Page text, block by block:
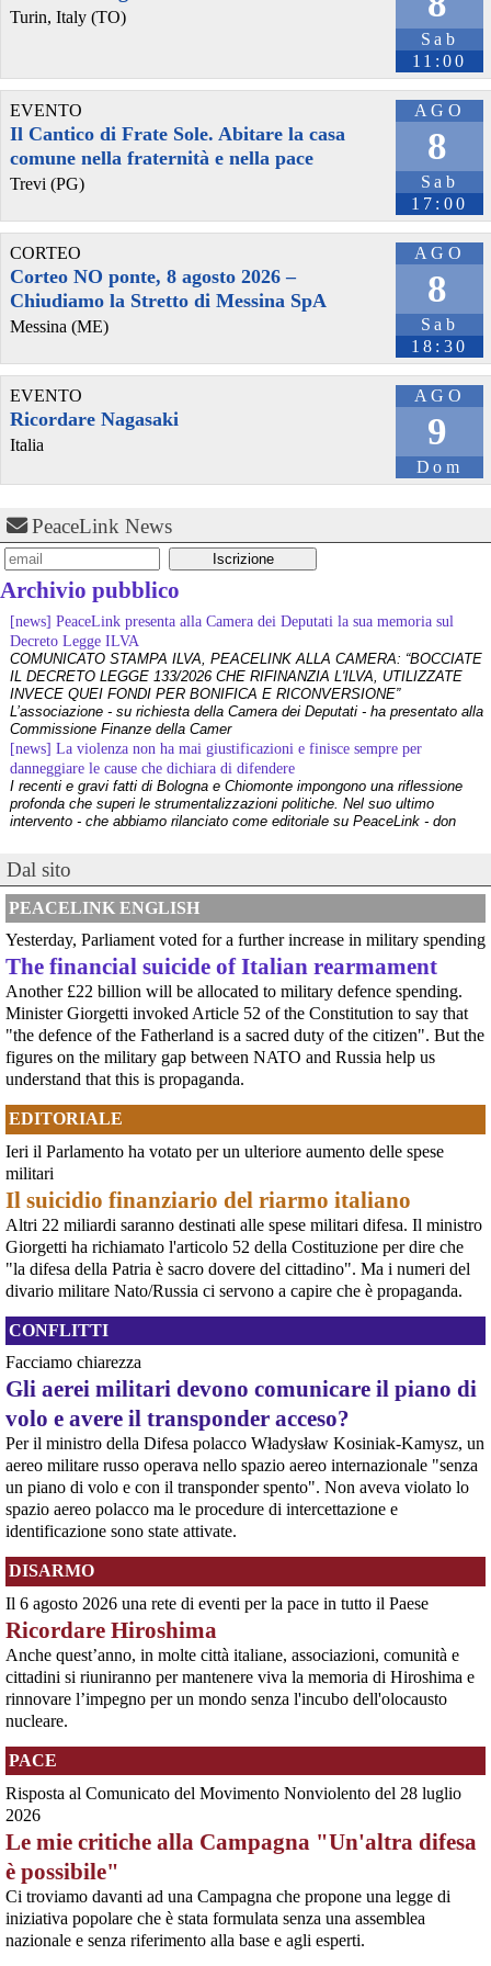
#medievale #borgo
@FraLauricella - 19/8/2023 5:07
# spalletti è il nuovo CT della
Il #napoli
#edicola #PrimaPagina
#calciomercato
Sab
11:00
Turin, Italy (TO)
AGO
8
Sab
17:00
EVENTO
Il Cantico di Frate Sole. Abitare la casa
comune nella fraternità e nella pace
Trevi (PG)
AGO
8
Sab
18:30
CORTEO
Corteo NO ponte, 8 agosto 2026 –
Chiudiamo la Stretto di Messina SpA
Messina (ME)
AGO
9
Dom
EVENTO
Ricordare Nagasaki
Italia
PeaceLink News
Archivio pubblico
[news] PeaceLink presenta alla Camera dei Deputati la sua memoria sul
Decreto Legge ILVA
COMUNICATO STAMPA ILVA, PEACELINK ALLA CAMERA: “BOCCIATE
IL DECRETO LEGGE 133/2026 CHE RIFINANZIA L'ILVA, UTILIZZATE
INVECE QUEI FONDI PER BONIFICA E RICONVERSIONE”
L’associazione - su richiesta della Camera dei Deputati - ha presentato alla
Commissione Finanze della Camer
[news] La violenza non ha mai giustificazioni e finisce sempre per
danneggiare le cause che dichiara di difendere
I recenti e gravi fatti di Bologna e Chiomonte impongono una riflessione
profonda che superi le strumentalizzazioni politiche. Nel suo ultimo
intervento - che abbiamo rilanciato come editoriale su PeaceLink - don
[news] ILVA, ora la salute viene prima
PeaceLink: “Una vittoria storica dei cittadini, ora la salute viene prima”
L’associazione PeaceLink esprime il proprio pieno sostegno e la più sentita
gratitudine al gruppo di cittadini e all'associazione Genitori Tarantini che
[news] Victor Jara, catturato l’ultimo dei suoi aguzzini
Víctor Jara, il cantautore dei poveri che sfidò la dittatura cilena con la sua
chitarra A cinquant'anni dal golpe che insanguinò il Cile, la storia di Víctor
Jara continua a risuonare come un inno alla dignità e alla resistenza. La
sua voce, spezzata dalle mani dei carn
[news] La "Breve storia del pacifismo italiano" è stata arricchita con undici
schede introduttive storico-culturali dei vari periodi, dal primo Novecento a
oggi
pacifismo italiano". Il percorso di ricerca e divulgazione si arricchisce oggi
di un nuovo strumento: abbiamo integrato nel testo undici schede
introduttive, dedicate ciascuna a una specifica periodizzazione s
[news] Ucraina, minacce alla redazione di Babel che ha indagato sulle torture
nel Reggimento Skelya
La giornalista Kateryna Lykhohliad, la direttrice Kateryna Kobernyk e l'intera
redazione di Babel hanno ricevuto gravi minacce dirette a seguito della
pubblicazione dell'inchiesta shock sul 425º Reggimento d'Assalto "Skelya".
https://babel.ua/en/texts/127938-the-skelya-assault-re
[News] Violenza sessuale in Sudan per traumatizzare la popolazione civile: il
rapporto pubblicato oggi dall'ONU
Rapporto ONU documenta l'uso diffuso e brutale della violenza sessuale in
Sudan23 giugno 2026GINEVRA – Un rapporto dell'Ufficio dei Diritti Umani
delle Nazioni Unite pubblicato martedì mette a nudo la brutalità e l'entità
della violenza sessuale legata al confl
[News] Accordo di cooperazione militare fra l'Italia e gli Emirati Arabi
Uniti. Ecco i nomi dei senatori che non hanno citato il genocidio del Sudan,
in cui sono coinvolti gli Emirati Arabi Uniti
E' stato approvato - prima con il voto della Camera e poi con quello del
Senato - l'accordo di cooperazione militare fra l'Italia e gli Emirati Arabi
Uniti, il cui coinvolgimento nel genocidio del Sudan è oggetto di indagine da
parte dell'ONU (vedere appendice).Ciò che emer
[News] Caccia di sesta generazione GCAP, c'è una finestra di opportunità per
fermarlo
Ecco le scadenze e i punti deboli del programma militare GCAPA pochi
giorni da una scadenza cruciale per il programma GCAP (Global Combat Air
Programme), il costosissimo caccia di sesta generazione promosso da
Italia, Regno Unito e Giappone, si apre una finestra di opportunità per il
movimento
[News] Armi nucleari ad Aviano, cosa ha deciso oggi il GIP
Il Giudice per le Indagini Preliminari del Tribunale di Pordenone ha deciso di
riservarsi sulla richiesta di opposizione all’archiviazione presentata da un
gruppo di cittadini e associazioni riguardo alla presenza di armi nucleari
statunitensi nella base USAF di Aviano. L’attesa decisi
Helsinki, mobilitazione contro il riarmo europeo: “Welfare, not warfare”Anche
in Finlandia, oggi 14 giugno 2026, cittadini e organizzazioni pacifiste stanno
scendendo in piazza contro il riarmo, in collegamento con le proteste in
tutta Europa (Madrid, Bruxelles e altre città)
[News] Oggi in Spagna mobilitazione contro il riarmo, in questi minuti sta
per partire a Bruxelles la marcia pacifista europea di No Rearm Europe
Oggi in Spagna mobilitazione contro il riarmo e il militarismoSi è svolta
oggi, 14 giugno 2026, a Madrid la manifestazione indetta dall'Assemblea
Internazionalista di Madrid con il titolo "Contro il riarmo e la guerra
imperialista". I partecipanti si sono radunati in Plaza de Atoc
[news] La strage di Bologna, i suoi mandati e la cerniera con la NATO
A quarantasei anni dalla strage che il 2 agosto 1980 insanguinò la stazione
Dal sito
PEACELINK ENGLISH
Yesterday, Parliament voted for a further increase in military spending
The financial suicide of Italian rearmament
Another £22 billion will be allocated to military defence spending.
Minister Giorgetti invoked Article 52 of the Constitution to say that
"the defence of the Fatherland is a sacred duty of the citizen". But the
figures on the military gap between NATO and Russia help us
understand that this is propaganda.
EDITORIALE
Ieri il Parlamento ha votato per un ulteriore aumento delle spese
militari
Il suicidio finanziario del riarmo italiano
Altri 22 miliardi saranno destinati alle spese militari difesa. Il ministro
Giorgetti ha richiamato l'articolo 52 della Costituzione per dire che
"la difesa della Patria è sacro dovere del cittadino". Ma i numeri del
divario militare Nato/Russia ci servono a capire che è propaganda.
CONFLITTI
Facciamo chiarezza
Gli aerei militari devono comunicare il piano di
volo e avere il transponder acceso?
Per il ministro della Difesa polacco Władysław Kosiniak-Kamysz, un
aereo militare russo operava nello spazio aereo internazionale "senza
un piano di volo e con il transponder spento". Non aveva violato lo
spazio aereo polacco ma le procedure di intercettazione e
identificazione sono state attivate.
DISARMO
Il 6 agosto 2026 una rete di eventi per la pace in tutto il Paese
Ricordare Hiroshima
Anche quest’anno, in molte città italiane, associazioni, comunità e
cittadini si riuniranno per mantenere viva la memoria di Hiroshima e
rinnovare l’impegno per un mondo senza l'incubo dell'olocausto
nucleare.
PACE
Risposta al Comunicato del Movimento Nonviolento del 28 luglio
2026
Le mie critiche alla Campagna "Un'altra difesa
è possibile"
Ci troviamo davanti ad una Campagna che propone una legge di
iniziativa popolare che è stata formulata senza una assemblea
nazionale e senza riferimento alla base e agli esperti.